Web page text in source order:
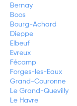
Bernay
Boos
Bourg-Achard
Dieppe
Elbeuf
Evreux
Fécamp
Forges-les-Eaux
Grand-Couronne
Le Grand-Quevilly
Le Havre